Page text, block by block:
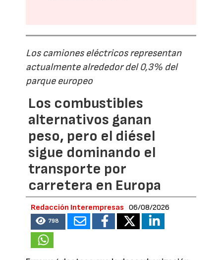
Los camiones eléctricos representan
actualmente alrededor del 0,3% del
parque europeo
Los combustibles
alternativos ganan
peso, pero el diésel
sigue dominando el
transporte por
carretera en Europa
Redacción Interempresas 06/08/2026
798